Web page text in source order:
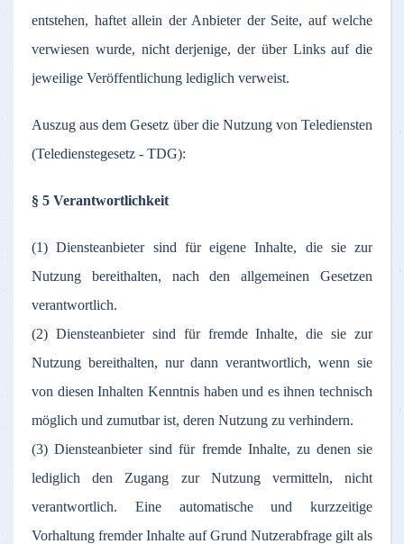
entstehen, haftet allein der Anbieter der Seite, auf welche
verwiesen wurde, nicht derjenige, der überLinksaufdie
jeweilige Veröffentlichung lediglich verweist.
Auszug aus dem Gesetz über die Nutzung von Telediensten
(Teledienstegesetz - TDG):
§ 5 Verantwortlichkeit
(1) Diensteanbieter sind für eigene Inhalte, die sie zur
Nutzung bereithalten, nach den allgemeinen Gesetzen
verantwortlich.
(2) Diensteanbieter sind für fremde Inhalte, die sie zur
Nutzung bereithalten, nur dann verantwortlich, wenn sie
von diesen Inhalten Kenntnis haben und es ihnen technisch
möglich und zumutbar ist, deren Nutzung zu verhindern.
(3) Diensteanbieter sind für fremde Inhalte, zu denen sie
lediglich den Zugang zur Nutzung vermitteln, nicht
verantwortlich. Eine automatische und kurzzeitige
Vorhaltung fremder Inhalte auf Grund Nutzerabfrage gilt als